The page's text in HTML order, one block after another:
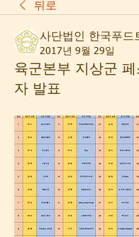
뒤로
사단법인 한국푸드
2017년 9월 29일
육군본부 지상군
자 발표